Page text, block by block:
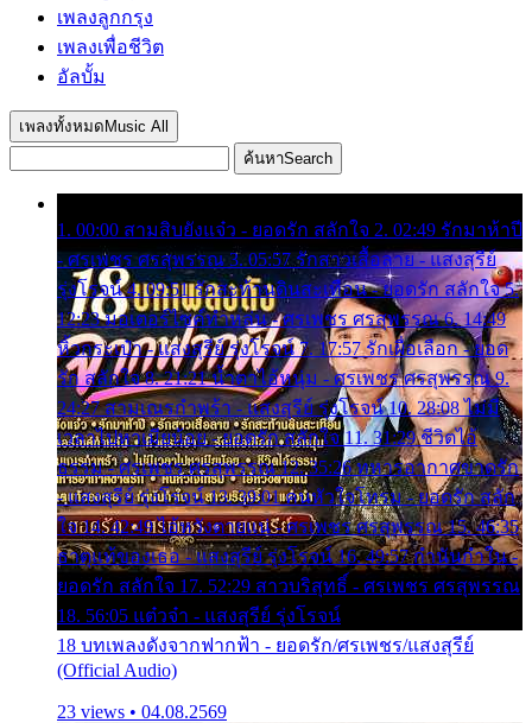
เพลงลูกกรุง
เพลงเพื่อชีวิต
อัลบั้ม
เพลงทั้งหมด Music All
ค้นหาSearch
1. 00:00 สามสิบยังแจ๋ว - ยอดรัก สลักใจ 2. 02:49 รักมาห้าปี
- ศรเพชร ศรสุพรรณ 3. 05:57 รักสาวเสื้อลาย - แสงสุรีย์
รุ่งโรจน์ 4. 09:51 รักสะท้านดินสะเทือน - ยอดรัก สลักใจ 5.
12:23 มอเตอร์ไซค์ทำหล่น - ศรเพชร ศรสุพรรณ 6. 14:49
หิ้วกระเป๋า - แสงสุรีย์ รุ่งโรจน์ 7. 17:57 รักเผื่อเลือก - ยอด
รัก สลักใจ 8. 21:21 น้ำตาไอ้หนุ่ม - ศรเพชร ศรสุพรรณ 9.
24:27 สามเณรกำพร้า - แสงสุรีย์ รุ่งโรจน์ 10. 28:08 ไม่มี
เวลาไปหาเมียน้อย - ยอดรัก สลักใจ 11. 31:29 ชีวิตไอ้
ธรรม - ศรเพชร ศรสุพรรณ 12. 35:26 ทหารอากาศขาดรัก
- แสงสุรีย์ รุ่งโรจน์ 13. 39:01 คนหัวใจโทรม - ยอดรัก สลัก
ใจ 14. 42:49 ไอ้หวังตายแน่ - ศรเพชร ศรสุพรรณ 15. 46:35
ธาตุแท้ของเธอ - แสงสุรีย์ รุ่งโรจน์ 16. 49:57 กำนันกำใน -
ยอดรัก สลักใจ 17. 52:29 สาวบริสุทธิ์ - ศรเพชร ศรสุพรรณ
18. 56:05 แต๋วจ๋า - แสงสุรีย์ รุ่งโรจน์
18 บทเพลงดังจากฟากฟ้า - ยอดรัก/ศรเพชร/แสงสุรีย์
(Official Audio)
23 views • 04.08.2569